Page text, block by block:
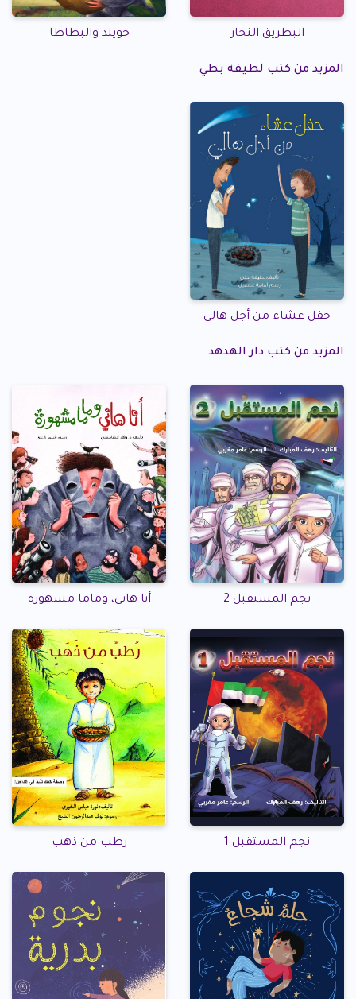
البطريق النجار خويلد والبطاطا
المزيد من كتب لطيفة بطي
حفل عشاء من أجل هالي
المزيد من كتب دار الهدهد
نجم المستقبل 2 أنا هاني، وماما مشهورة
نجم المستقبل 1 رطب من ذهب